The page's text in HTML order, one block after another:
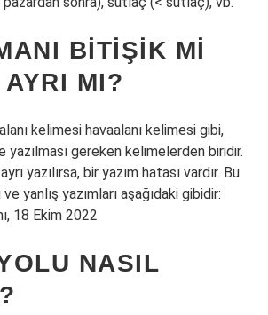
BITIŞIK MI
MI?
kelimesi havaalanı kelimesi gibi,
gereken kelimelerden biridir.
yazılırsa, bir yazım hatası vardır. Bu
yanlış yazımları aşağıdaki gibidir:
18 Ekim 2022
NASIL